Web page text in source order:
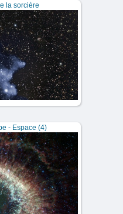
la sorcière
- Espace (4)